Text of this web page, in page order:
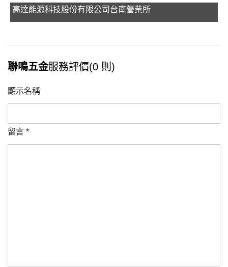
高達能源科技股份有限公司台南營業所
聯鳴五金服務評價(0 則)
顯示名稱
留言 *